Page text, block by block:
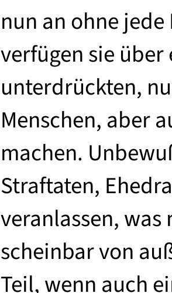
nun an ohne
verfügen sie
unterdrückten,
Menschen, aber
machen.
Straftaten,
veranlassen,
scheinbar von
Teil, wenn auch